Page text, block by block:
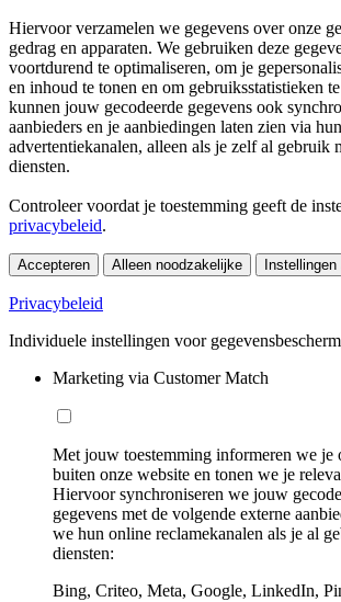
Hiervoor verzamelen we gegevens over onze
gedrag en apparaten. We gebruiken deze
voortdurend te optimaliseren, om je
en inhoud te tonen en om gebruiksstatistieken
kunnen jouw gecodeerde gegevens ook
aanbieders en je aanbiedingen laten zien via
advertentiekanalen, alleen als je zelf al gebruik
diensten.
Controleer voordat je toestemming geeft de
privacybeleid.
Accepteren Alleen noodzakelijke
Privacybeleid
Individuele instellingen voor
Marketing via Customer Match
Met jouw toestemming informeren we je
buiten onze website en tonen we je
Hiervoor synchroniseren we jouw
gegevens met de volgende externe
we hun online reclamekanalen als je al
diensten:
Bing, Criteo, Meta, Google, LinkedIn,